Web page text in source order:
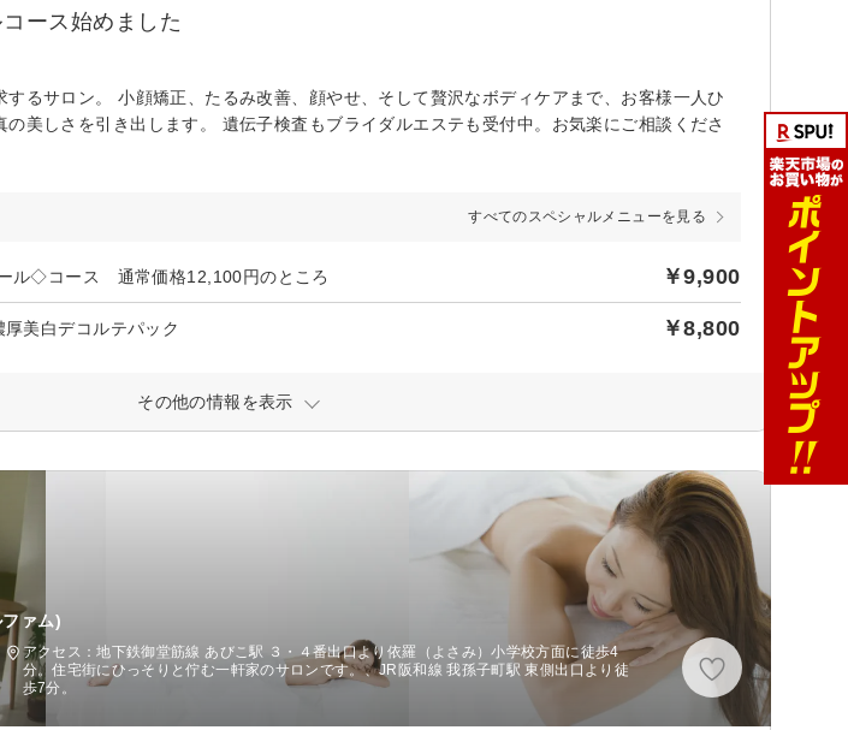
ース始めました
るサロン。 小顔矯正、たるみ改善、顔やせ、そして贅沢なボディケアまで、お客様一人ひ
美しさを引き出します。 遺伝子検査もブライダルエステも受付中。お気楽にご相談くださ
すべてのスペシャルメニューを見る
ル◇コース 通常価格12,100円のところ ￥9,900
美白デコルテパック ￥8,800
その他の情報を表示
ァム)
アクセス：地下鉄御堂筋線 あびこ駅 ３・４番出口より依羅（よさみ）小学校方面に徒歩4
分。住宅街にひっそりと佇む一軒家のサロンです。、JR阪和線 我孫子町駅 東側出口より徒
歩7分。